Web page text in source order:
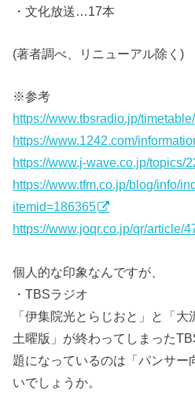
・文化放送…17本
(著者調べ、リニューアル除く)
※参考
https://www.tbsradio.jp/timetable/
https://www.1242.com/
https://www.j-wave.co.jp/topics/
https://www.tfm.co.jp/blog/info/
itemid=186365
https://www.joqr.co.jp/qr/article/
個人的な印象なんですが、
・TBSラジオ
「伊集院光とらじおと」と「
土曜版」が終わってしまった
題になっているのは「パンサー
いでしょうか。